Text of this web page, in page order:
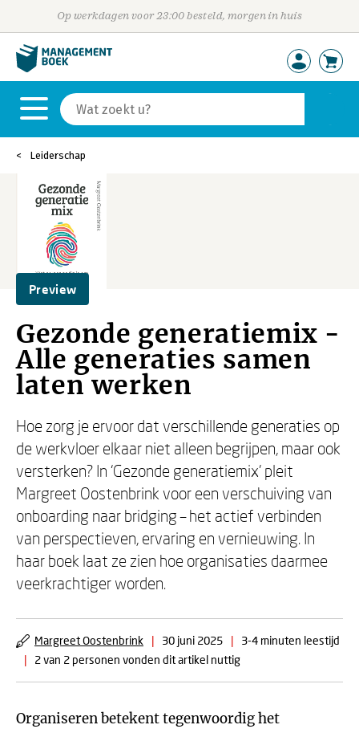
Op werkdagen voor 23:00 besteld, morgen in huis
Leiderschap
Preview
Gezonde generatiemix -
Alle generaties samen
laten werken
Hoe zorg je ervoor dat verschillende generaties op
de werkvloer elkaar niet alleen begrijpen, maar ook
versterken? In ‘Gezonde generatiemix’ pleit
Margreet Oostenbrink voor een verschuiving van
onboarding naar bridging – het actief verbinden
van perspectieven, ervaring en vernieuwing. In
haar boek laat ze zien hoe organisaties daarmee
veerkrachtiger worden.
Margreet Oostenbrink | 30 juni 2025 |
3-4 minuten leestijd
|
2 van 2 personen vonden dit artikel nuttig
Organiseren betekent tegenwoordig het